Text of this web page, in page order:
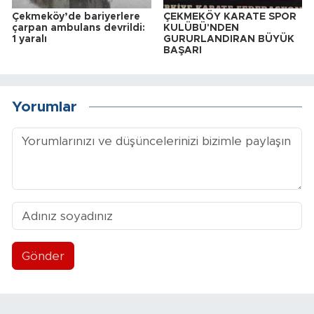
Çekmeköy’de bariyerlere
çarpan ambulans devrildi:
1 yaralı
ÇEKMEKÖY KARATE SPOR
KULÜBÜ'NDEN
GURURLANDIRAN BÜYÜK
BAŞARI
Yorumlar
Gönder